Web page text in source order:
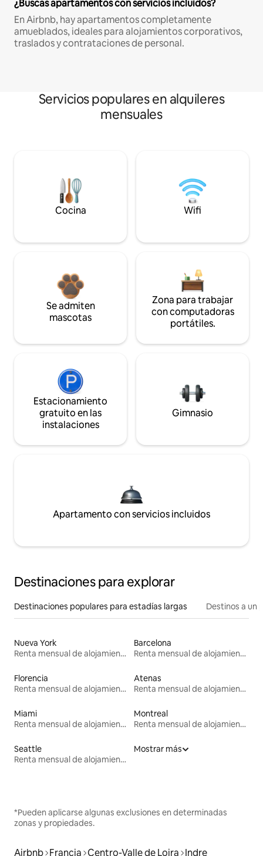
¿Buscas apartamentos con servicios incluidos?
En Airbnb, hay apartamentos completamente
amueblados, ideales para alojamientos corporativos,
traslados y contrataciones de personal.
Servicios populares en alquileres
mensuales
Cocina Wifi
Se admiten
mascotas
Zona para trabajar
con computadoras
portátiles.
Estacionamiento
gratuito en las
instalaciones
Gimnasio
Apartamento con servicios incluidos
Destinaciones para explorar
Destinaciones populares para estadías largas Destinos a un
Nueva York
Renta mensual de alojamientos
Barcelona
Renta mensual de alojamientos
Florencia
Renta mensual de alojamientos
Atenas
Renta mensual de alojamientos
Miami
Renta mensual de alojamientos
Montreal
Renta mensual de alojamientos
Seattle
Renta mensual de alojamientos
Mostrar más
*Pueden aplicarse algunas exclusiones en determinadas
zonas y propiedades.
Airbnb Francia Centro-Valle de Loira Indre